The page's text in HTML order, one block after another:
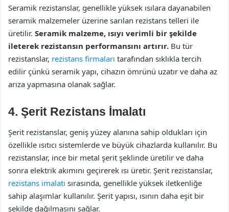
Seramik rezistanslar, genellikle yüksek ısılara dayanabilen
seramik malzemeler üzerine sarılan rezistans telleri ile
üretilir. Seramik malzeme, ısıyı verimli bir şekilde
ileterek rezistansın performansını artırır. Bu tür
rezistanslar, rezistans firmaları tarafından sıklıkla tercih
edilir çünkü seramik yapı, cihazın ömrünü uzatır ve daha az
arıza yapmasına olanak sağlar.
4. Şerit Rezistans İmalatı
Şerit rezistanslar, geniş yüzey alanına sahip oldukları için
özellikle ısıtıcı sistemlerde ve büyük cihazlarda kullanılır. Bu
rezistanslar, ince bir metal şerit şeklinde üretilir ve daha
sonra elektrik akımını geçirerek ısı üretir. Şerit rezistanslar,
rezistans imalatı sırasında, genellikle yüksek iletkenliğe
sahip alaşımlar kullanılır. Şerit yapısı, ısının daha eşit bir
şekilde dağılmasını sağlar.